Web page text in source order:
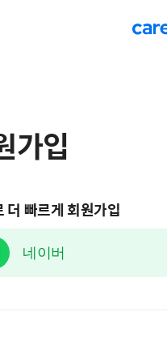
가입
더 빠르게 회원가입
네이버